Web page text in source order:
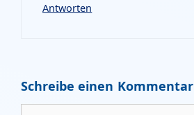
Antworten
Schreibe einen Kommentar